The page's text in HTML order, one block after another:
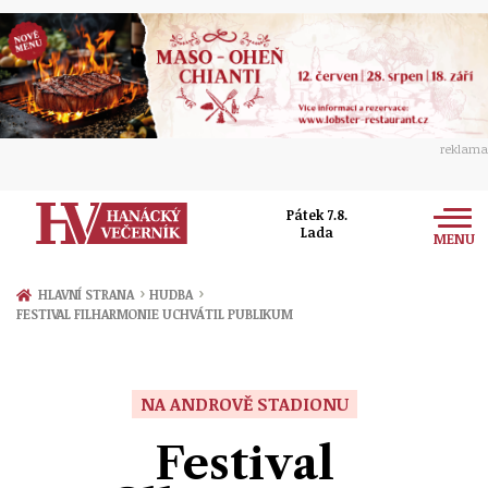
reklama
Pátek 7.8.
Lada
MENU
Zprávy
HLAVNÍ STRANA › HUDBA ›
FESTIVAL FILHARMONIE UCHVÁTIL PUBLIKUM
NA ANDROVĚ STADIONU
Festival